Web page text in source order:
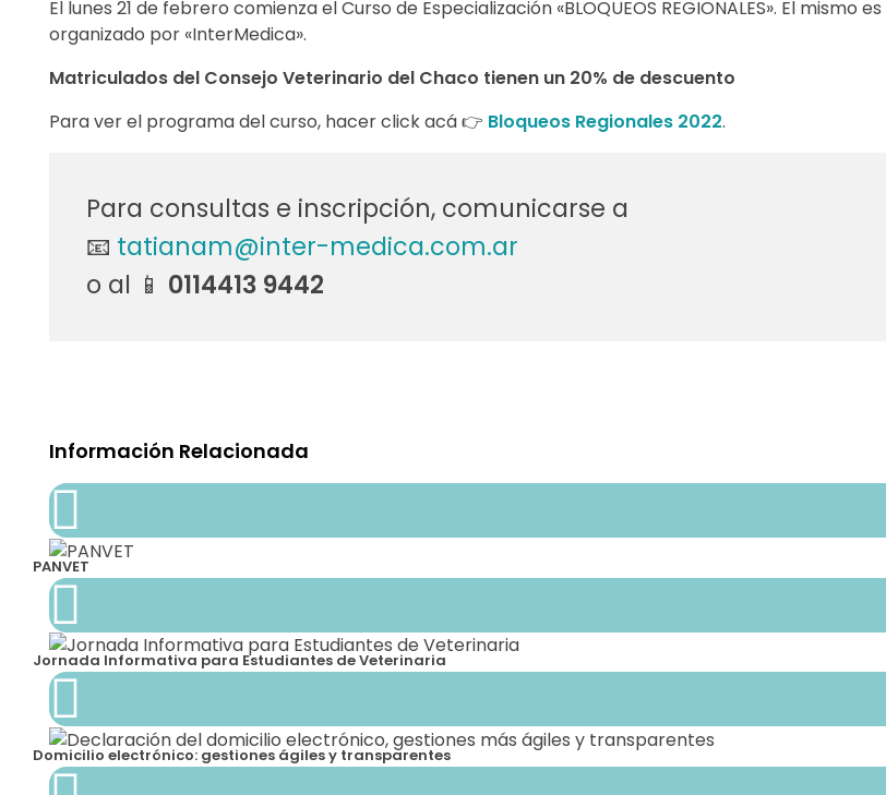
r
s
o
c
a
l
z
a
c
El lunes 21 de febrero comienza el Curso de Especialización «BLOQUEOS REGIONALES». El mismo es
organizado por «InterMedica».
Matriculados del Consejo Veterinario del Chaco tienen un 20% de descuento
Para ver el programa del curso, hacer click acá 👉 Bloqueos Regionales 2022.
Para consultas e inscripción, comunicarse a
📧 tatianam@inter-medica.com.ar
o al 📱 0114413 9442
Información Relacionada
PANVET
Jornada Informativa para Estudiantes de Veterinaria
Domicilio electrónico: gestiones ágiles y transparentes